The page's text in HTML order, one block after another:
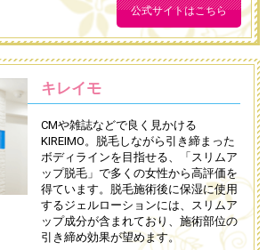
公式サイトはこちら
キレイモ
CMや雑誌などで良く見かける
KIREIMO。脱毛しながら引き締まった
ボディラインを目指せる、「スリムア
ップ脱毛」で多くの女性から高評価を
得ています。脱毛施術後に保湿に使用
するジェルローションには、スリムア
ップ成分が含まれており、施術部位の
引き締め効果が望めます。